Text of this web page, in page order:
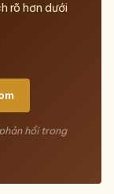
rõ hơn dưới
hồi trong